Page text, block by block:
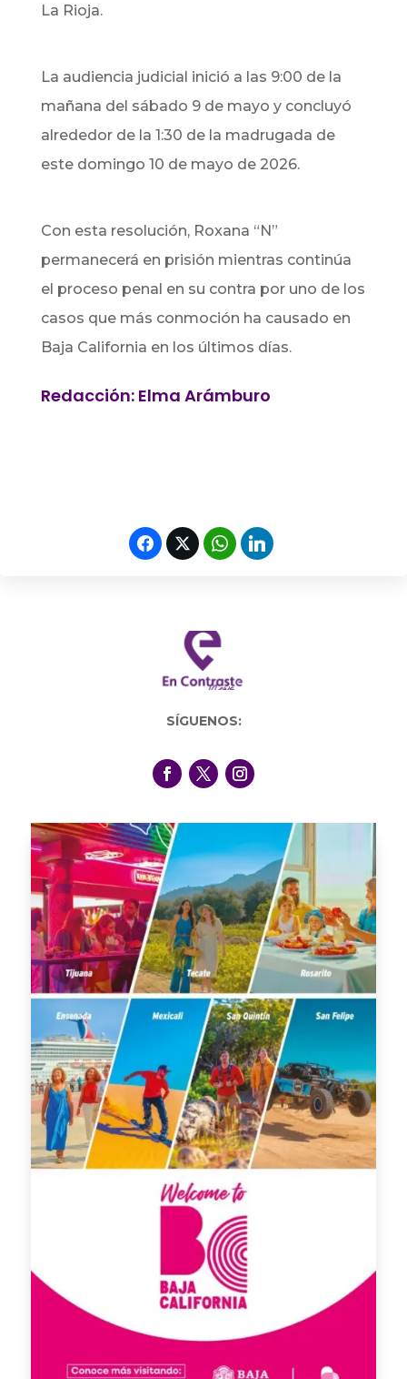
La Rioja.
La audiencia judicial inició a las 9:00 de la
mañana del sábado 9 de mayo y concluyó
alrededor de la 1:30 de la madrugada de
este domingo 10 de mayo de 2026.
Con esta resolución, Roxana “N”
permanecerá en prisión mientras continúa
el proceso penal en su contra por uno de los
casos que más conmoción ha causado en
Baja California en los últimos días.
Redacción: Elma Arámburo
SÍGUENOS: